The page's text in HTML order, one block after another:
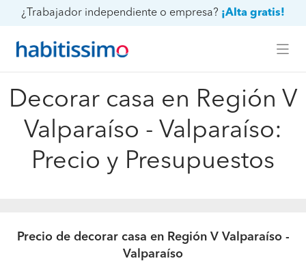
¿Trabajador independiente o empresa? ¡Alta gratis!
Decorar casa en Región V
Valparaíso - Valparaíso:
Precio y Presupuestos
Precio de decorar casa en Región V Valparaíso -
Valparaíso